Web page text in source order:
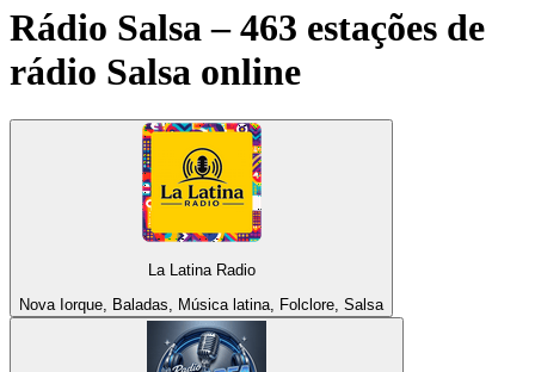
Rádio Salsa – 463 estações de
rádio Salsa online
La Latina Radio
Nova Iorque, Baladas, Música latina, Folclore, Salsa